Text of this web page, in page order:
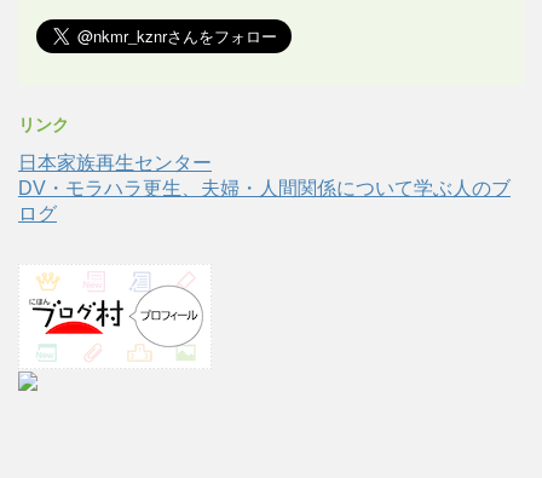
リンク
日本家族再生センター
DV・モラハラ更生、夫婦・人間関係について学ぶ人のブ
ログ